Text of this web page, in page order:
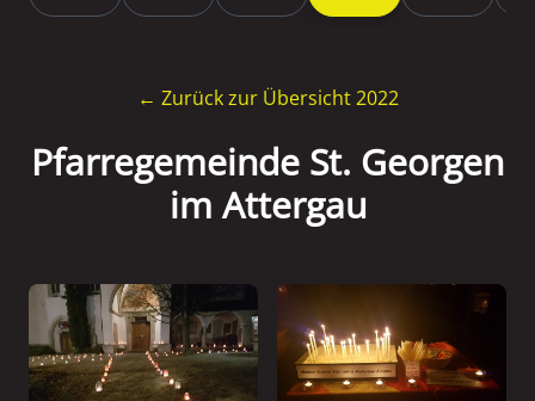
← Zurück zur Übersicht 2022
Pfarregemeinde St. Georgen
im Attergau